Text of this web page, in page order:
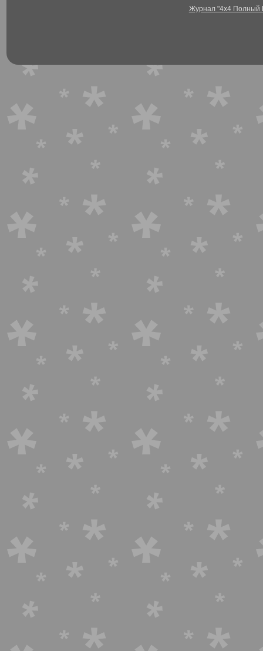
Журнал "4х4 Полный